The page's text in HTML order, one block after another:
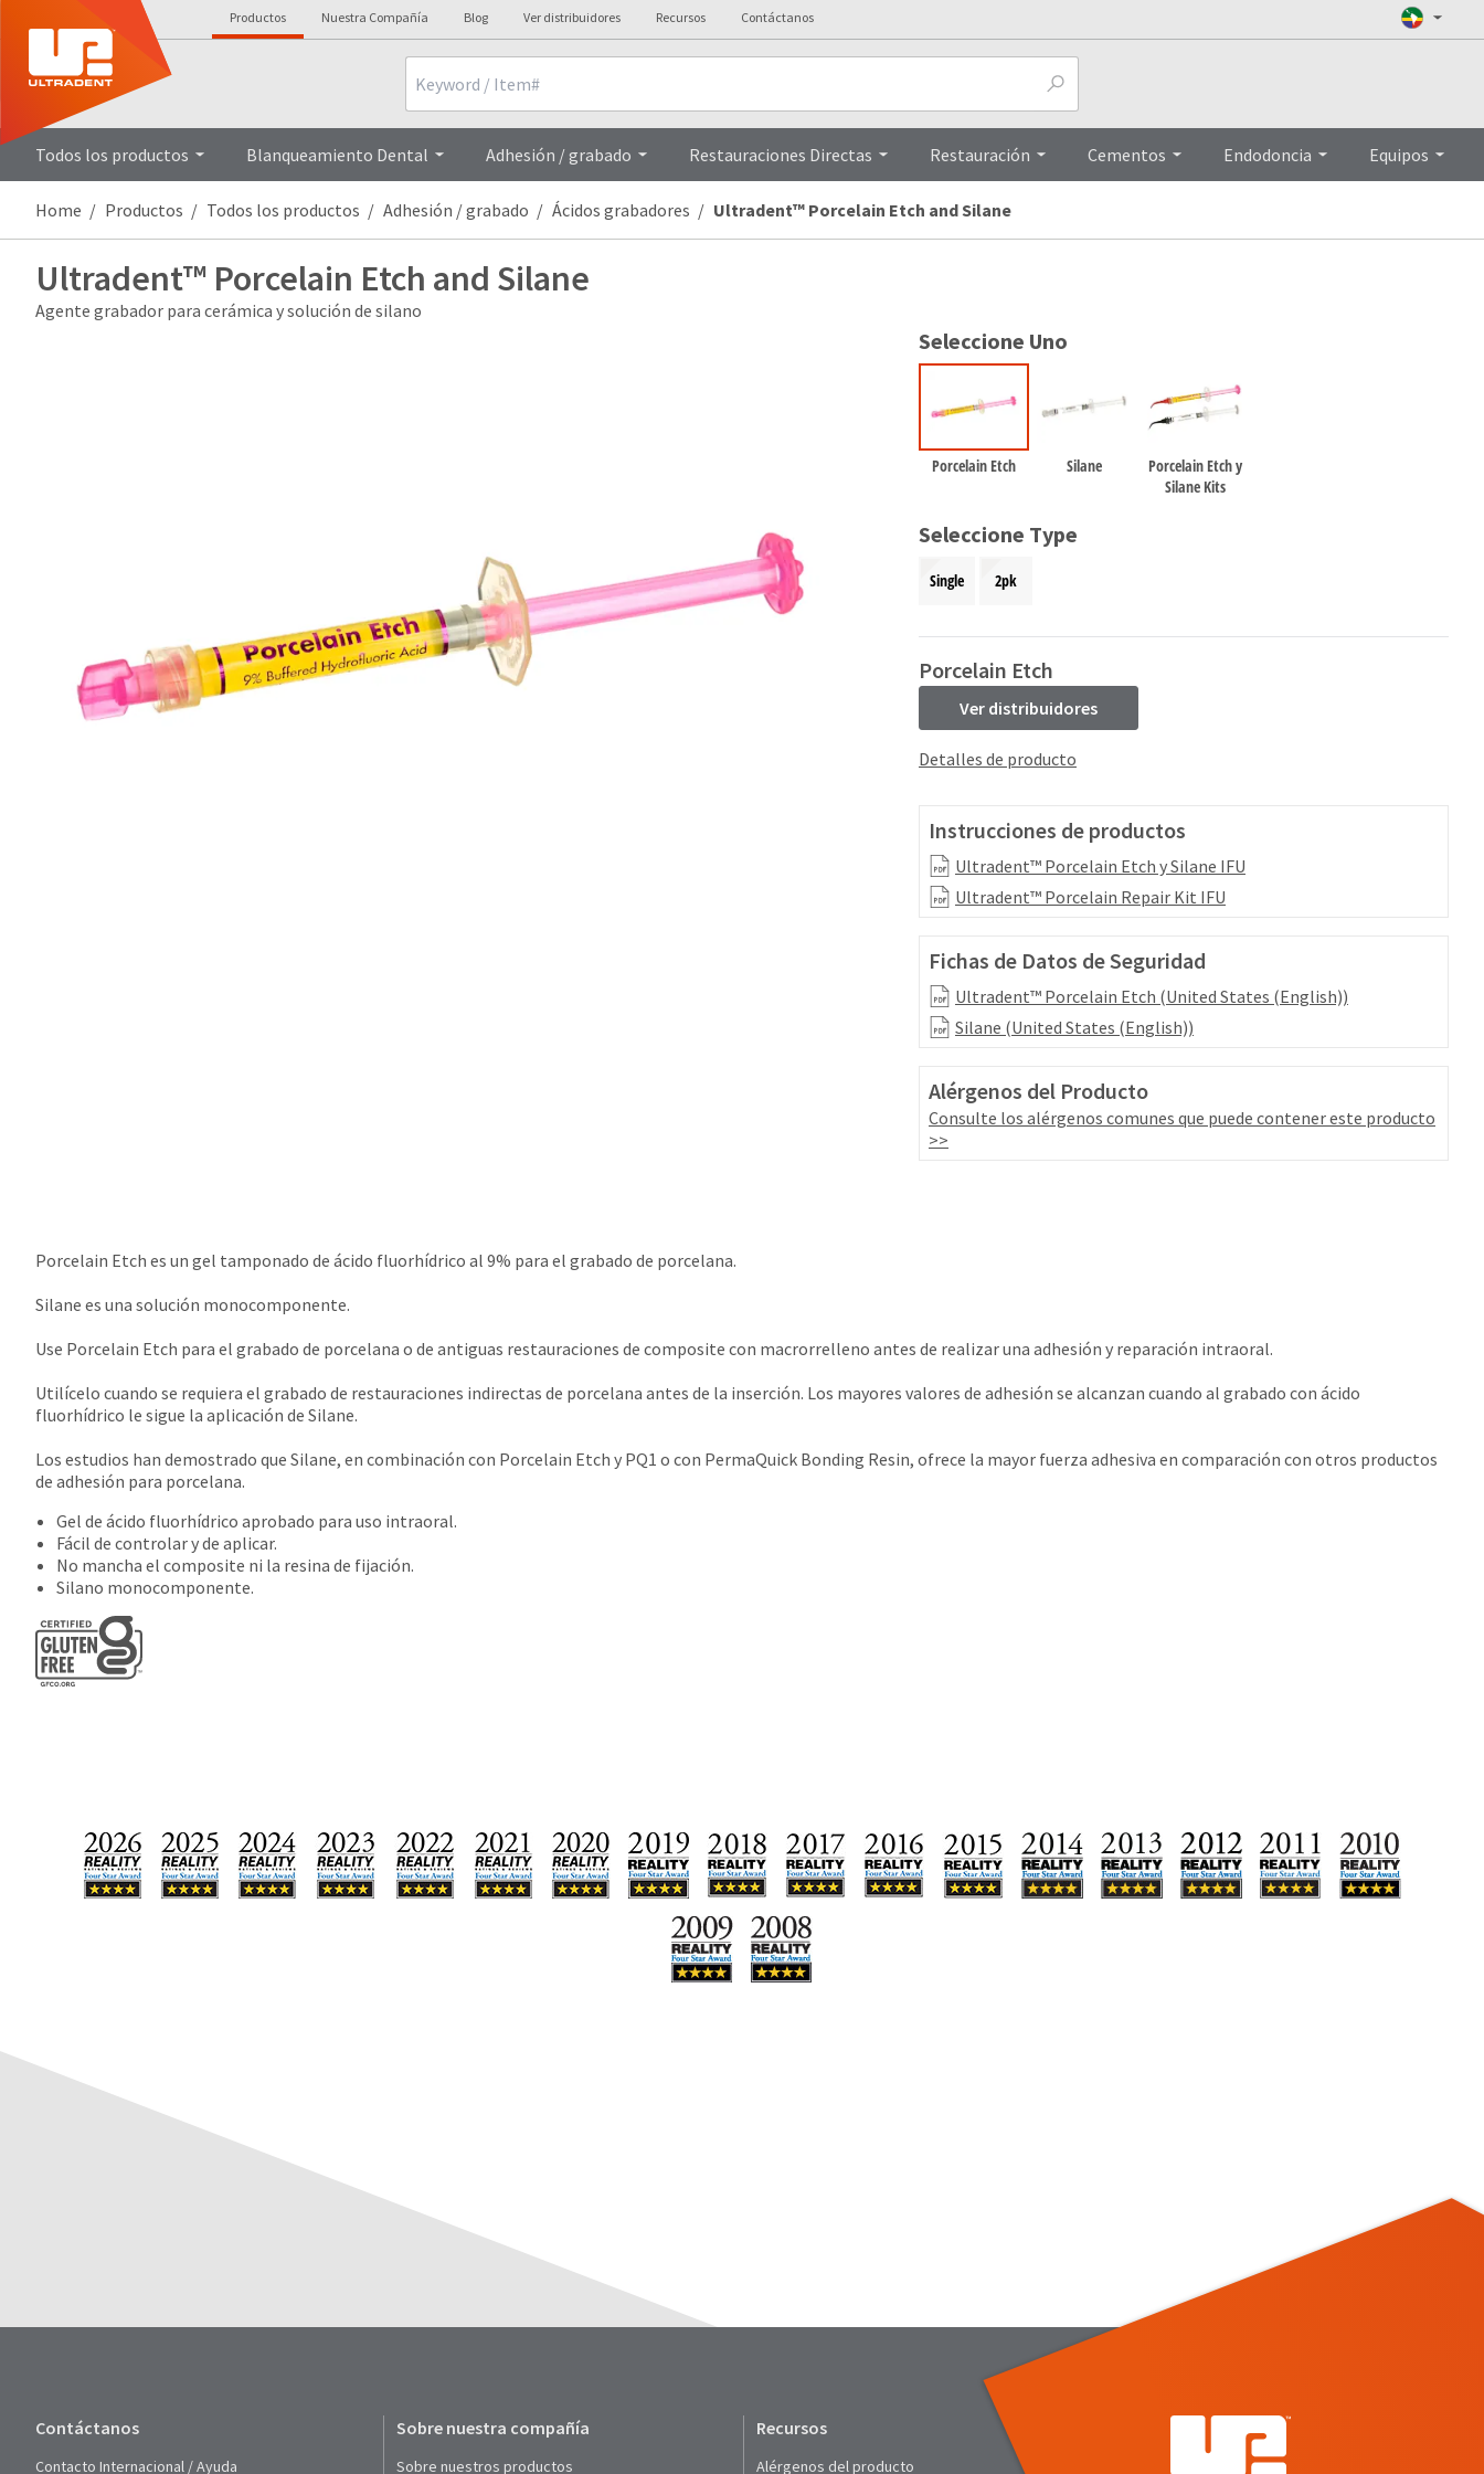
Productos Nuestra Compañía Blog Ver distribuidores Recursos Contáctanos
Todos los productos Blanqueamiento Dental Adhesión / grabado Restauraciones Directas Restauración Cementos Endodoncia Equipos
Home Productos Todos los productos Adhesión / grabado Ácidos grabadores Ultradent™ Porcelain Etch and Silane
Ultradent™ Porcelain Etch and Silane
Agente grabador para cerámica y solución de silano
Seleccione Uno
Porcelain Etch Silane
Porcelain Etch y
Silane Kits
Seleccione Type
Single 2pk
Porcelain Etch
Ver distribuidores
Detalles de producto
Instrucciones de productos
Ultradent™ Porcelain Etch y Silane IFU
Ultradent™ Porcelain Repair Kit IFU
Fichas de Datos de Seguridad
Ultradent™ Porcelain Etch (United States (English))
Silane (United States (English))
Alérgenos del Producto
Consulte los alérgenos comunes que puede contener este producto
>>
Porcelain Etch es un gel tamponado de ácido fluorhídrico al 9% para el grabado de porcelana.
Silane es una solución monocomponente.
Use Porcelain Etch para el grabado de porcelana o de antiguas restauraciones de composite con macrorrelleno antes de realizar una adhesión y reparación intraoral.
Utilícelo cuando se requiera el grabado de restauraciones indirectas de porcelana antes de la inserción. Los mayores valores de adhesión se alcanzan cuando al grabado con ácido
fluorhídrico le sigue la aplicación de Silane.
Los estudios han demostrado que Silane, en combinación con Porcelain Etch y PQ1 o con PermaQuick Bonding Resin, ofrece la mayor fuerza adhesiva en comparación con otros productos
de adhesión para porcelana.
Gel de ácido fluorhídrico aprobado para uso intraoral.
Fácil de controlar y de aplicar.
No mancha el composite ni la resina de fijación.
Silano monocomponente.
Contáctanos
Contacto Internacional / Ayuda
Sobre nuestra compañía
Sobre nuestros productos
Recursos
Alérgenos del producto